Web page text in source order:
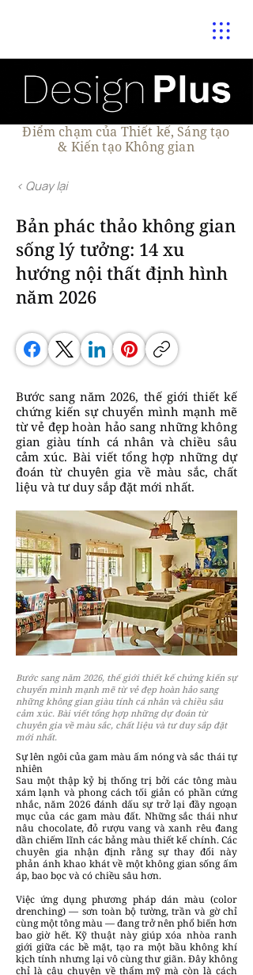
Điểm chạm của Thiết kế, Sáng tạo
& Kiến tạo Không gian
< Quay lại
Bản phác thảo không gian
sống lý tưởng: 14 xu
hướng nội thất định hình
năm 2026
Bước sang năm 2026, thế giới thiết kế
chứng kiến sự chuyển mình mạnh mẽ
từ vẻ đẹp hoàn hảo sang những không
gian giàu tính cá nhân và chiều sâu
cảm xúc. Bài viết tổng hợp những dự
đoán từ chuyên gia về màu sắc, chất
liệu và tư duy sắp đặt mới nhất.
Bước sang năm 2026, thế giới thiết kế chứng kiến sự
chuyển mình mạnh mẽ từ vẻ đẹp hoàn hảo sang
những không gian giàu tính cá nhân và chiều sâu
cảm xúc. Bài viết tổng hợp những dự đoán từ
chuyên gia về màu sắc, chất liệu và tư duy sắp đặt
mới nhất.
Sự lên ngôi của gam màu ấm nóng và sắc thái tự
nhiên
Sau một thập kỷ bị thống trị bởi các tông màu
xám lạnh và phong cách tối giản có phần cứng
nhắc, năm 2026 đánh dấu sự trở lại đầy ngoạn
mục của các gam màu đất. Những sắc thái như
nâu chocolate, đỏ rượu vang và xanh rêu đang
dần chiếm lĩnh các bảng màu thiết kế chính. Các
chuyên gia nhận định rằng sự thay đổi này
phản ánh khao khát về một không gian sống ấm
áp, bao bọc và có chiều sâu hơn.
Việc ứng dụng phương pháp dán màu (color
drenching) — sơn toàn bộ tường, trần và gờ chỉ
cùng một tông màu — đang trở nên phổ biến hơn
bao giờ hết. Kỹ thuật này giúp xóa nhòa ranh
giới giữa các bề mặt, tạo ra một bầu không khí
kịch tính nhưng lại vô cùng thư giãn. Đây không
chỉ là câu chuyện về thẩm mỹ mà còn là cách